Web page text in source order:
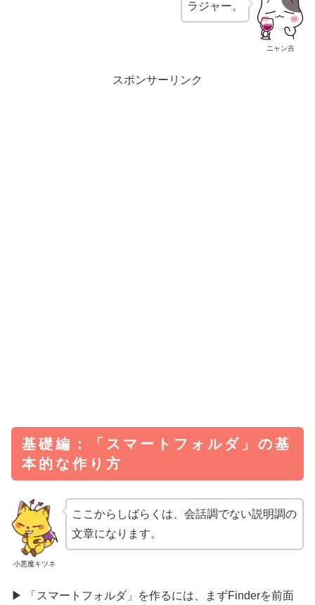
ニャン吉
ラジャー。
スポンサーリンク
基礎編：「スマートフォルダ」の基
本的な作り方
小悪魔キツネ
ここからしばらくは、会話調でない説明調の
文章になります。
▶ 「スマートフォルダ」を作るには、まずFinderを前面